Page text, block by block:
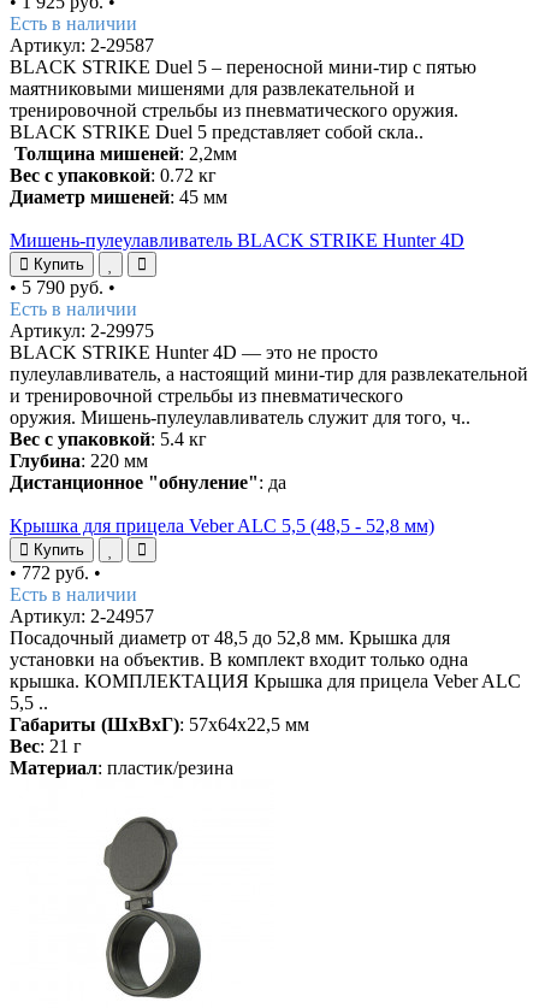
Есть в наличии
Артикул: 2-29587
BLACK STRIKE Duel 5 – переносной мини-тир с пятью
маятниковыми мишенями для развлекательной и
тренировочной стрельбы из пневматического оружия.
BLACK STRIKE Duel 5 представляет собой скла..
Толщина мишеней: 2,2мм
Вес с упаковкой: 0.72 кг
Диаметр мишеней: 45 мм
Мишень-пулеулавливатель BLACK STRIKE Hunter 4D
Купить
• 5 790 руб. •
Есть в наличии
Артикул: 2-29975
BLACK STRIKE Hunter 4D — это не просто
пулеулавливатель, а настоящий мини-тир для развлекательной
и тренировочной стрельбы из пневматического
оружия. Мишень-пулеулавливатель служит для того, ч..
Вес с упаковкой: 5.4 кг
Глубина: 220 мм
Дистанционное "обнуление": да
Крышка для прицела Veber ALC 5,5 (48,5 - 52,8 мм)
Купить
• 772 руб. •
Есть в наличии
Артикул: 2-24957
Посадочный диаметр от 48,5 до 52,8 мм. Крышка для
установки на объектив. В комплект входит только одна
крышка. КОМПЛЕКТАЦИЯ Крышка для прицела Veber ALC
5,5 ..
Габариты (ШхВхГ): 57х64х22,5 мм
Вес: 21 г
Материал: пластик/резина